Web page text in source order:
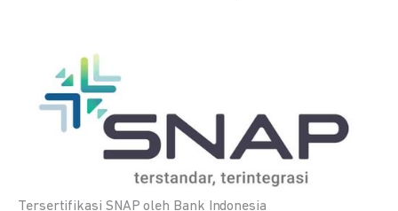
Tersertifikasi SNAP oleh Bank Indonesia